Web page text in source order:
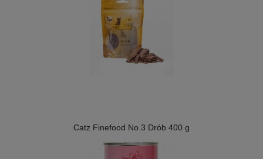
Catz Finefood No.3 Drób 400 g